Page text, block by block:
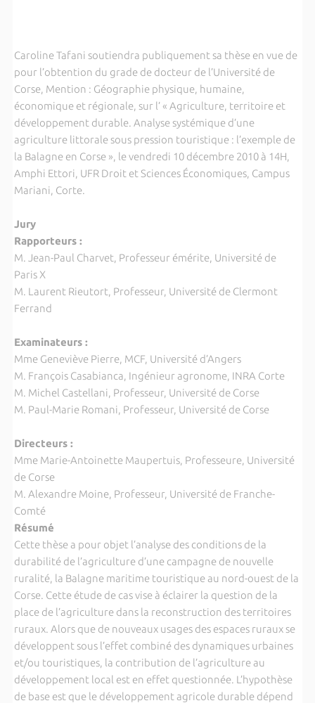
Caroline Tafani soutiendra publiquement sa thèse en vue de
pour l’obtention du grade de docteur de l’Université de
Corse, Mention : Géographie physique, humaine,
économique et régionale, sur l’ « Agriculture, territoire et
développement durable. Analyse systémique d’une
agriculture littorale sous pression touristique : l’exemple de
la Balagne en Corse », le vendredi 10 décembre 2010 à 14H,
Amphi Ettori, UFR Droit et Sciences Économiques, Campus
Mariani, Corte.
Jury
Rapporteurs :
M. Jean-Paul Charvet, Professeur émérite, Université de
Paris X
M. Laurent Rieutort, Professeur, Université de Clermont
Ferrand
Examinateurs :
Mme Geneviève Pierre, MCF, Université d’Angers
M. François Casabianca, Ingénieur agronome, INRA Corte
M. Michel Castellani, Professeur, Université de Corse
M. Paul-Marie Romani, Professeur, Université de Corse
Directeurs :
Mme Marie-Antoinette Maupertuis, Professeure, Université
de Corse
M. Alexandre Moine, Professeur, Université de Franche-
Comté
Résumé
Cette thèse a pour objet l’analyse des conditions de la
durabilité de l’agriculture d’une campagne de nouvelle
ruralité, la Balagne maritime touristique au nord-ouest de la
Corse. Cette étude de cas vise à éclairer la question de la
place de l’agriculture dans la reconstruction des territoires
ruraux. Alors que de nouveaux usages des espaces ruraux se
développent sous l’effet combiné des dynamiques urbaines
et/ou touristiques, la contribution de l’agriculture au
développement local est en effet questionnée. L’hypothèse
de base est que le développement agricole durable dépend